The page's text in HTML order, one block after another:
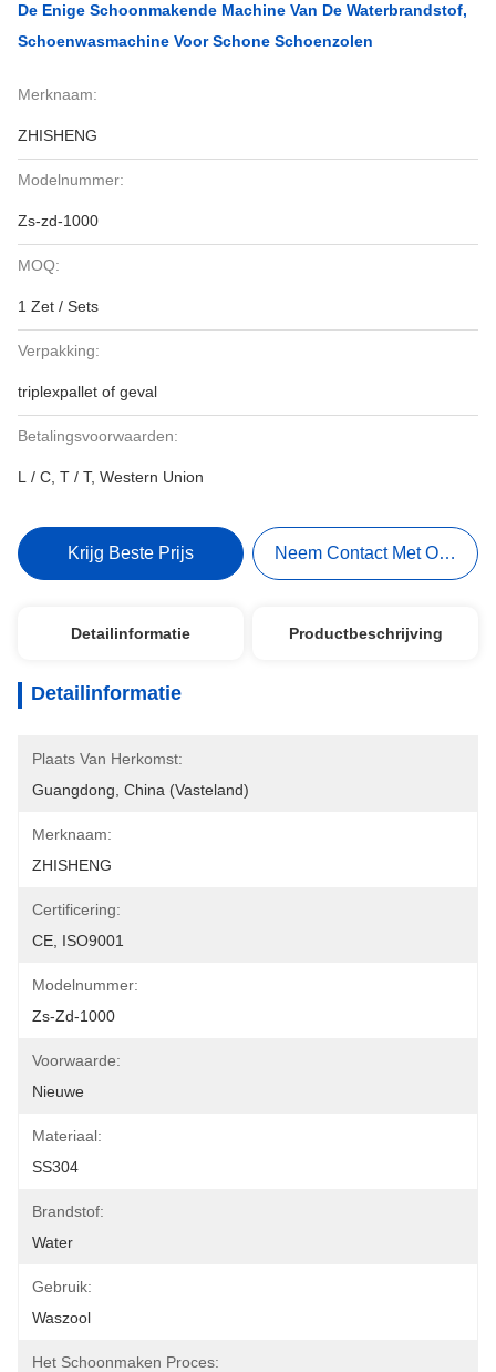
De Enige Schoonmakende Machine Van De Waterbrandstof,
Schoenwasmachine Voor Schone Schoenzolen
Merknaam:
ZHISHENG
Modelnummer:
Zs-zd-1000
MOQ:
1 Zet / Sets
Verpakking:
triplexpallet of geval
Betalingsvoorwaarden:
L / C, T / T, Western Union
Krijg Beste Prijs Neem Contact Met Ons Op
Detailinformatie Productbeschrijving
Detailinformatie
Plaats Van Herkomst:
Guangdong, China (vasteland)
Merknaam:
ZHISHENG
Certificering:
CE, ISO9001
Modelnummer:
Zs-Zd-1000
Voorwaarde:
Nieuwe
Materiaal:
SS304
Brandstof:
Water
Gebruik:
Waszool
Het Schoonmaken Proces: